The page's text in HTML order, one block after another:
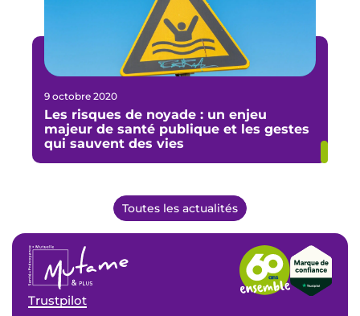
9 octobre 2020
Les risques de noyade : un enjeu
majeur de santé publique et les gestes
qui sauvent des vies
Toutes les actualités
Trustpilot